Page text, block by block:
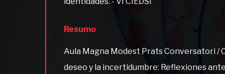
Resumo
Aula Magna Modest Prats Conversatori /
deseo y la incertidumbre: Reflexiones